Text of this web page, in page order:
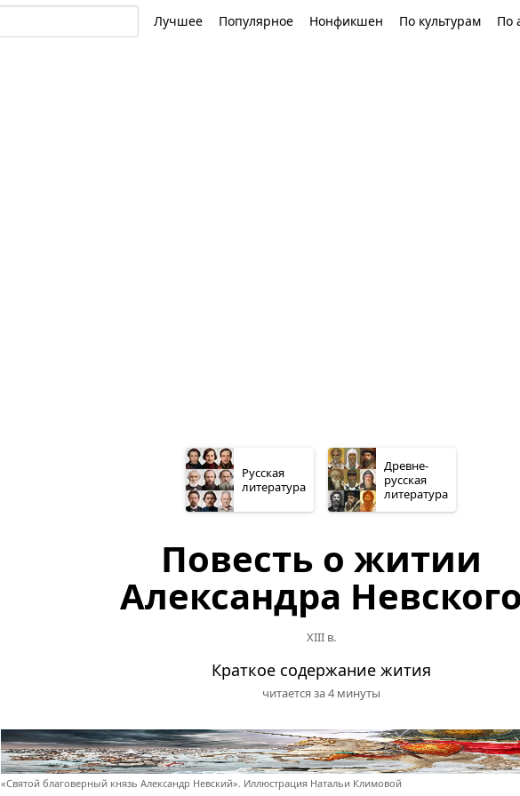
Лучшее Популярное Нонфикшен По культурам По
Русская
литература
Древне­
русская
литература
Повесть о житии
Александра
XIII в.
Краткое содержание жития
читается за 4 минуты
«Святой благоверный князь Александр Невский». Иллюстрация Натальи Климовой